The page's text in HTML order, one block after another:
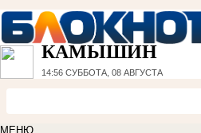
КАМЫШИН
14:56 СУББОТА, 08 АВГУСТА
МЕНЮ